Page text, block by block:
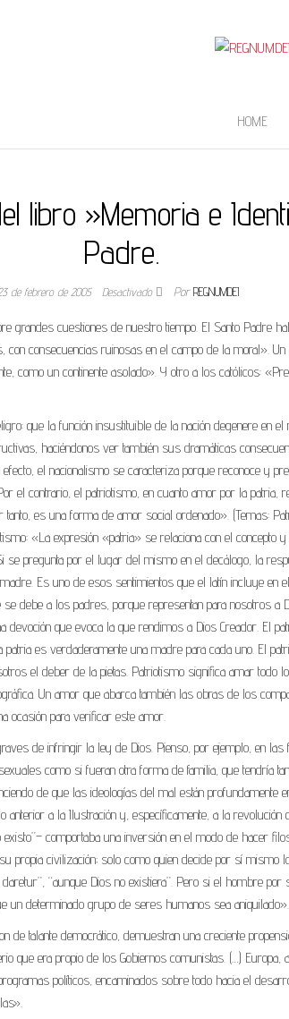
HOME
libro »Memoria e
Padre.
de febrero de 2005 Desactivado Por REGNUMDEI
grandes cuestiones de nuestro tiempo. El Santo Padre
consecuencias ruinosas en el campo de la moral». Un
como un continente asolado». Y otro a los católicos:
que la función insustituible de la nación degenere en
haciéndonos ver también sus dramáticas
el nacionalismo se caracteriza porque reconoce y
el contrario, el patriotismo, en cuanto amor por la patria,
es una forma de amor social ordenado». (Temas:
«La expresión «patria» se relaciona con el concepto y
se pregunta por el lugar del mismo en el decálogo, la
Es uno de esos sentimientos que el latín incluye en
debe a los padres, porque representan para nosotros a
que evoca la que rendimos a Dios Creador. El
es verdaderamente una madre para cada uno. El
el deber de la pietas. Patriotismo significa amar todo
Un amor que abarca también las obras de los
ocasión para verificar este amor.
de infringir la ley de Dios. Pienso, por ejemplo, en
como si fueran otra forma de familia, que tendría
de que las ideologías del mal están profundamente
anterior a la Ilustración y, específicamente, a la
comportaba una inversión en el modo de hacer
propia civilización; solo como quien decide por sí mismo
“aunque Dios no existiera”. Pero si el hombre
un determinado grupo de seres humanos sea aniquilado».
de talante democrático, demuestran una creciente
que era propio de los Gobiernos comunistas. (…)
políticos, encaminados sobre todo hacia el